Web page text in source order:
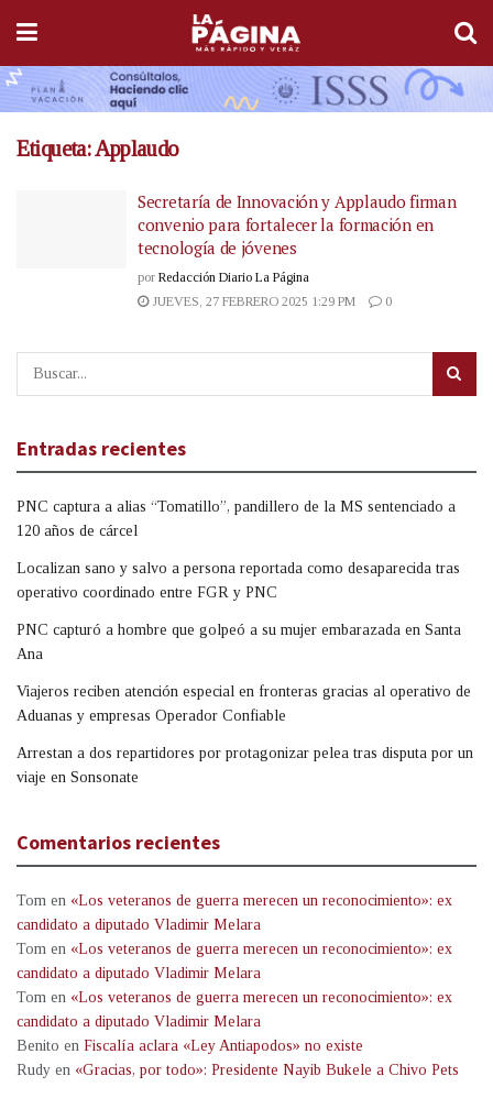
Etiqueta:Applaudo
Secretaría de Innovación y Applaudo firman
convenio para fortalecer la formación en
tecnología de jóvenes
por Redacción Diario La Página
JUEVES, 27 FEBRERO 2025 1:29 PM
0
Entradas recientes
PNC captura a alias “Tomatillo”, pandillero de la MS sentenciado a
120 años de cárcel
Localizan sano y salvo a persona reportada como desaparecida tras
operativo coordinado entre FGR y PNC
PNC capturó a hombre que golpeó a su mujer embarazada en Santa
Ana
Viajeros reciben atención especial en fronteras gracias al operativo de
Aduanas y empresas Operador Confiable
Arrestan a dos repartidores por protagonizar pelea tras disputa por un
viaje en Sonsonate
Comentarios recientes
Tom en «Los veteranos de guerra merecen un reconocimiento»: ex
candidato a diputado Vladimir Melara
Tom en «Los veteranos de guerra merecen un reconocimiento»: ex
candidato a diputado Vladimir Melara
Tom en «Los veteranos de guerra merecen un reconocimiento»: ex
candidato a diputado Vladimir Melara
Benito en Fiscalía aclara «Ley Antiapodos» no existe
Rudy en «Gracias, por todo»: Presidente Nayib Bukele a Chivo Pets